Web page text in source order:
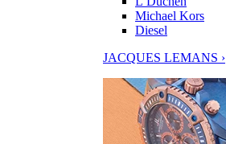
Michael Kors
Diesel
JACQUES LEMANS ›